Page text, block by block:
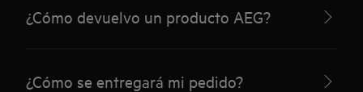
¿Cómo devuelvo un producto AEG?
¿Cómo se entregará mi pedido?